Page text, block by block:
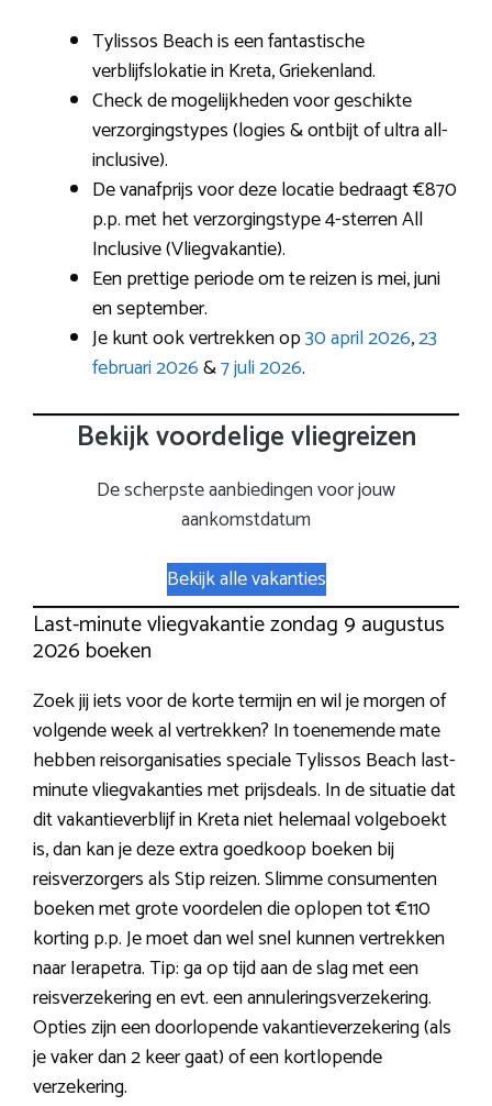
Tylissos Beach is een fantastische
verblijfslokatie in Kreta, Griekenland.
Check de mogelijkheden voor geschikte
verzorgingstypes (logies & ontbijt of ultra all-
inclusive).
De vanafprijs voor deze locatie bedraagt €870
p.p. met het verzorgingstype 4-sterren All
Inclusive (Vliegvakantie).
Een prettige periode om te reizen is mei, juni
en september.
Je kunt ook vertrekken op30 april 2026,23
februari 2026&7 juli 2026.
Bekijk voordelige vliegreizen
De scherpste aanbiedingen voor jouw
aankomstdatum
Bekijk alle vakanties
Last-minute vliegvakantie zondag 9 augustus
2026 boeken
Zoek jij iets voor de korte termijn en wil je morgen of
volgende week al vertrekken? In toenemende mate
hebben reisorganisaties speciale Tylissos Beach last-
minute vliegvakanties met prijsdeals. In de situatie dat
dit vakantieverblijf in Kreta niet helemaal volgeboekt
is, dan kan je deze extra goedkoop boeken bij
reisverzorgers als Stip reizen. Slimme consumenten
boeken met grote voordelen die oplopen tot €110
korting p.p. Je moet dan wel snel kunnen vertrekken
naar Ierapetra. Tip: ga op tijd aan de slag met een
reisverzekering en evt. een annuleringsverzekering.
Opties zijn een doorlopende vakantieverzekering (als
je vaker dan 2 keer gaat) of een kortlopende
verzekering.